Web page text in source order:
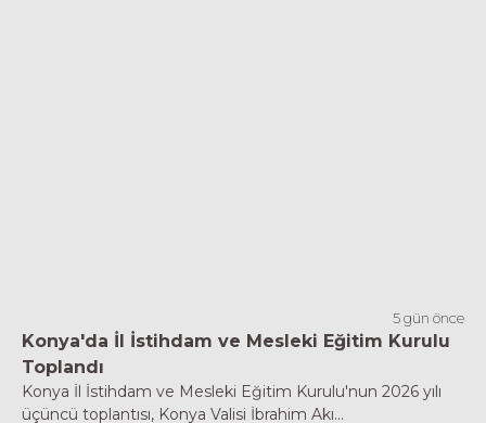
5 gün önce
Konya'da İl İstihdam ve Mesleki Eğitim Kurulu
Toplandı
Konya İl İstihdam ve Mesleki Eğitim Kurulu'nun 2026 yılı
üçüncü toplantısı, Konya Valisi İbrahim Akı...